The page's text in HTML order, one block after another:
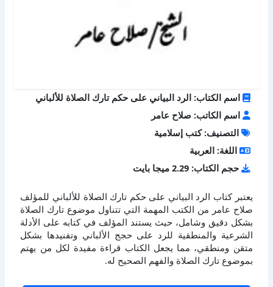
اسم الكتاب: الرد البياني على حكم تارك الصلاة للألباني
اسم الكاتب: صلاح عامر
التصنيف: كتب إسلامية
اللغة: العربية
حجم الكتاب: 2.29 ميجا بايت
يعتبر كتاب الرد البياني على حكم تارك الصلاة للألباني للمؤلف
صلاح عامر من الكتب المهمة التي تتناول موضوع تارك الصلاة
بشكل دقيق وشامل، حيث يستند المؤلف في كتابه على الأدلة
الشرعية والمنطقية للرد على حجج الألباني وتفنيدها بشكل
متقن ومنطقي، مما يجعل الكتاب قراءة مفيدة لكل من يهتم
بموضوع تارك الصلاة والفهم الصحيح له.